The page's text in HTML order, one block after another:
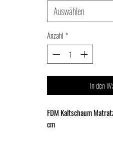
Anzahl *
In den
FDM Kaltschaum
cm